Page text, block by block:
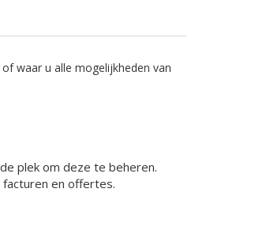
waar u alle mogelijkheden van
plek om deze te beheren.
facturen en offertes.